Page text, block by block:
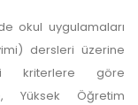
okul uygulamaları
dersleri üzerine
kriterlere göre
Yüksek Öğretim